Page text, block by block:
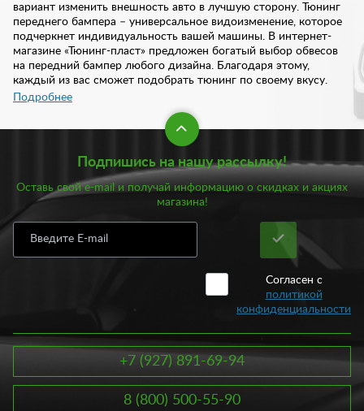
вариант изменить внешность авто в лучшую сторону. Тюнинг
переднего бампера – универсальное видоизменение, которое
подчеркнет индивидуальность вашей машины. В интернет-
магазине «Тюнинг-пласт» предложен богатый выбор обвесов
на передний бампер любого дизайна. Благодаря этому,
каждый из вас сможет подобрать тюнинг по своему вкусу.
При этом, купить тюнинг переднего бампера вы можете у нас
В нашем ассортименте предложено около 300 вариантов
тюнинга переднего бампера. Изделия предложены как для
отечественных автомобилей, так и для иномарок. Достаточно
выбрать интересующую модель и выбрать из списка
понравившийся товар. Все обвесы отличаются превосходным
дизайном, продуманным до мелочей. У нас вы найдете, как
классические обвесы, так и спортивные. Изделия
Высококачественные композитные материалы;
Стеклопластик.
Подобрать тюнинг переднего бампера вы можете в
зависимости от материала. Каждое изделие отличается
продуманным дизайном, высокий качеством и законченным
Подробнее
Подпишись на нашу рассылку!
Оставь свой e-mail и получай информацию о скидках и акциях
магазина!
Согласен с
политикой
конфиденциальности
+7 (927) 891-69-94
8 (800) 500-55-90